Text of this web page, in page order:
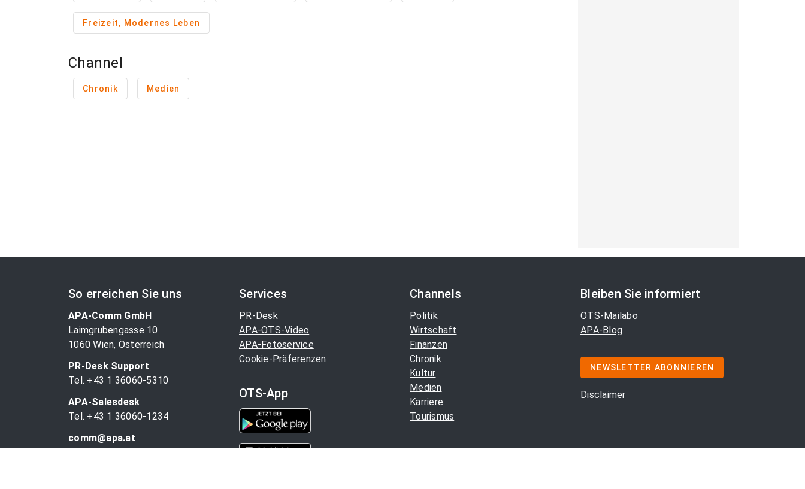
Freizeit, Modernes Leben
Channel
Chronik Medien
So erreichen Sie uns
APA-Comm GmbH
Laimgrubengasse 10
1060 Wien, Österreich
PR-Desk Support
Tel. +43 1 36060-5310
APA-Salesdesk
Tel. +43 1 36060-1234
comm@apa.at
Services
PR-Desk
APA-OTS-Video
APA-Fotoservice
Cookie-Präferenzen
OTS-App
Channels
Politik
Wirtschaft
Finanzen
Chronik
Kultur
Medien
Karriere
Tourismus
Bleiben Sie informiert
OTS-Mailabo
APA-Blog
NEWSLETTER ABONNIEREN
Disclaimer